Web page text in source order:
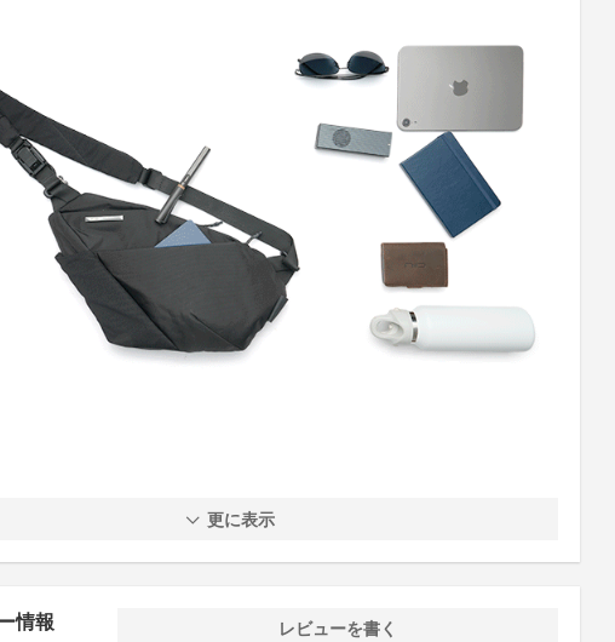
更に表示
情報 レビューを書く